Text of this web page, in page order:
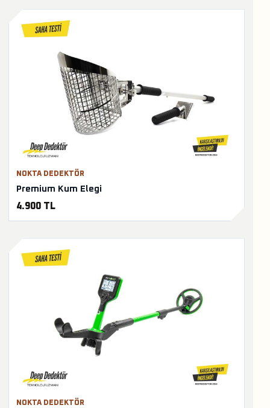
NOKTA DEDEKTÖR
Premium Kum Elegi
4.900 TL
NOKTA DEDEKTÖR